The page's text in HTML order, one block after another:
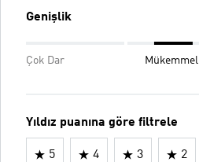
Genişlik
Çok Dar Mükemmel
Yıldız puanına göre filtrele
5 4 3 2